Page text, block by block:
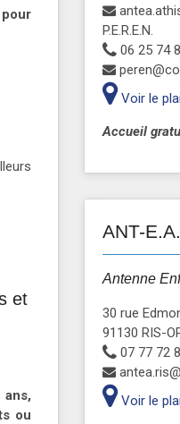
et
ou
P.E.R.E.N.
06 25 74
Voir le
Accueil
ANT-
Antenne
30 rue
91130 RIS-
07 77 72
Voir le